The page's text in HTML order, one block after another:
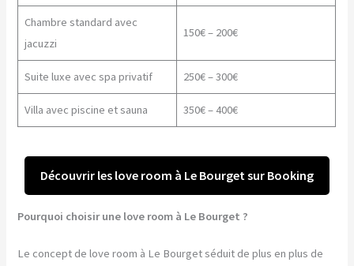
Chambre standard avec
jacuzzi
150€ – 200€
Suite luxe avec spa privatif 250€ – 300€
Villa avec piscine et sauna 350€ – 400€
Découvrir les love room à Le Bourget sur Booking
Pourquoi choisir une love room à Le Bourget ?
Le concept de love room à Le Bourget séduit de plus en plus de